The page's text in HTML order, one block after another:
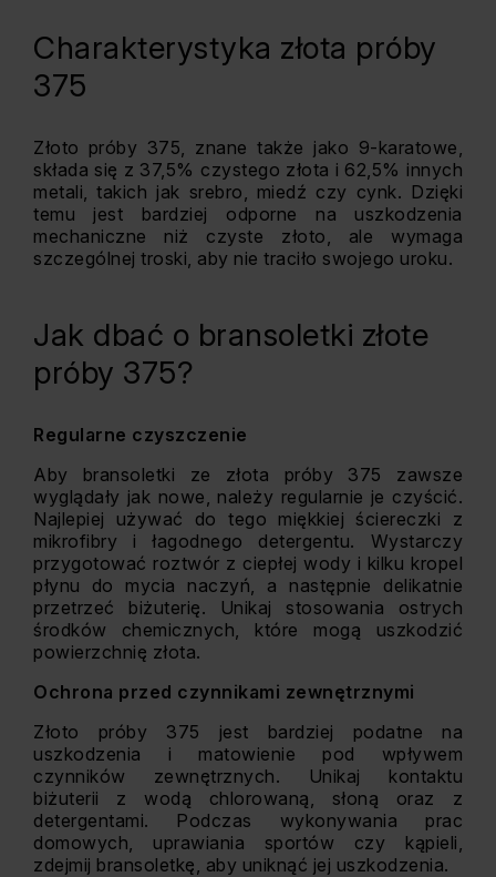
Charakterystyka złota próby
375
Złoto próby 375, znane także jako 9-karatowe,
składa się z 37,5% czystego złota i 62,5% innych
metali, takich jak srebro, miedź czy cynk. Dzięki
temu jest bardziej odporne na uszkodzenia
mechaniczne niż czyste złoto, ale wymaga
szczególnej troski, aby nie traciło swojego uroku.
Jak dbać o bransoletki złote
próby 375?
Regularne czyszczenie
Aby bransoletki ze złota próby 375 zawsze
wyglądały jak nowe, należy regularnie je czyścić.
Najlepiej używać do tego miękkiej ściereczki z
mikrofibry i łagodnego detergentu. Wystarczy
przygotować roztwór z ciepłej wody i kilku kropel
płynu do mycia naczyń, a następnie delikatnie
przetrzeć biżuterię. Unikaj stosowania ostrych
środków chemicznych, które mogą uszkodzić
powierzchnię złota.
Ochrona przed czynnikami zewnętrznymi
Złoto próby 375 jest bardziej podatne na
uszkodzenia i matowienie pod wpływem
czynników zewnętrznych. Unikaj kontaktu
biżuterii z wodą chlorowaną, słoną oraz z
detergentami. Podczas wykonywania prac
domowych, uprawiania sportów czy kąpieli,
zdejmij bransoletkę, aby uniknąć jej uszkodzenia.